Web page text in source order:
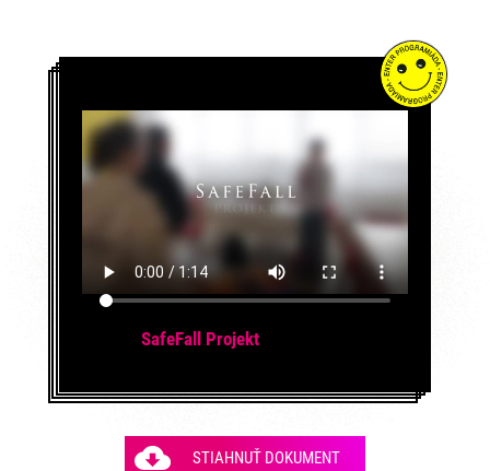
SafeFall Projekt
STIAHNUŤ DOKUMENT